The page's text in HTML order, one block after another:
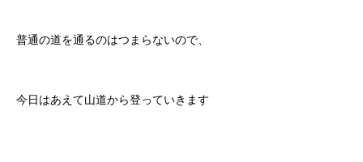
普通の道を通るのはつまらないので、
今日はあえて山道から登っていきます